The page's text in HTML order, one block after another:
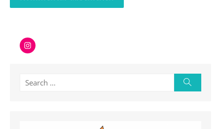
Instagram
Search